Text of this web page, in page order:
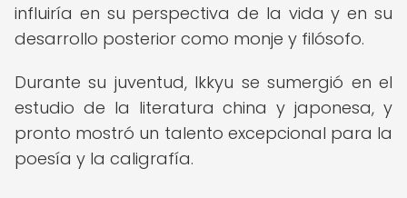
influiría en su perspectiva de la vida y en su
desarrollo posterior como monje y filósofo.
Durante su juventud, Ikkyu se sumergió en el
estudio de la literatura china y japonesa, y
pronto mostró un talento excepcional para la
poesía y la caligrafía.